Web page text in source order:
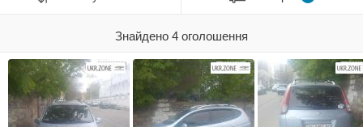
Знайдено 4 оголошення